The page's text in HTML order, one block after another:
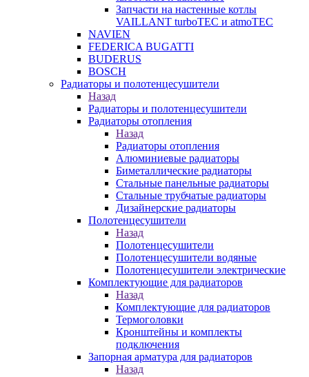
Запчасти на настенные котлы
VAILLANT turboTEC и atmoTEC
NAVIEN
FEDERICA BUGATTI
BUDERUS
BOSCH
Радиаторы и полотенцесушители
Назад
Радиаторы и полотенцесушители
Радиаторы отопления
Назад
Радиаторы отопления
Алюминиевые радиаторы
Биметаллические радиаторы
Стальные панельные радиаторы
Стальные трубчатые радиаторы
Дизайнерские радиаторы
Полотенцесушители
Назад
Полотенцесушители
Полотенцесушители водяные
Полотенцесушители электрические
Комплектующие для радиаторов
Назад
Комплектующие для радиаторов
Термоголовки
Кронштейны и комплекты
подключения
Запорная арматура для радиаторов
Назад